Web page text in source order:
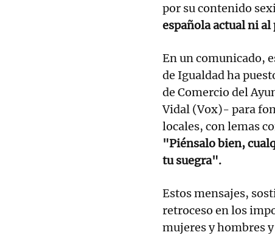
por su contenido
española actual ni
En un comunicado,
de Igualdad ha
de Comercio del
Vidal (Vox)- para
locales, con lemas
"Piénsalo bien,
tu suegra".
Estos mensajes,
retroceso en los
mujeres y hombres